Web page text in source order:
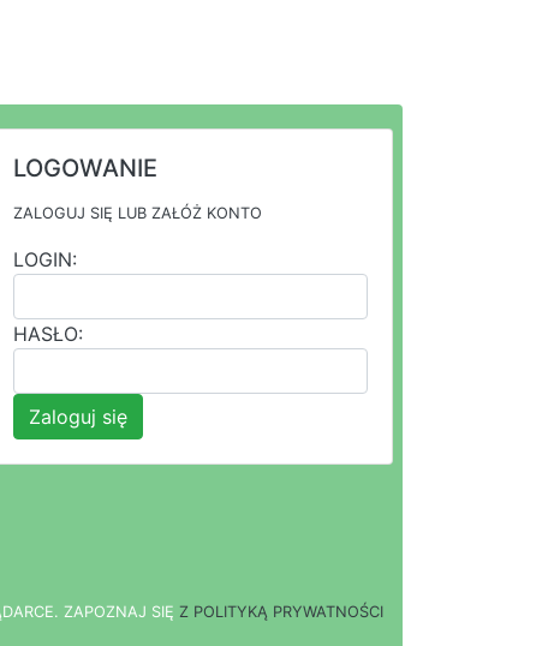
LOGOWANIE
ZALOGUJ SIĘ LUB ZAŁÓŻ KONTO
LOGIN:
HASŁO:
Zaloguj się
ZAPOZNAJ SIĘ Z POLITYKĄ PRYWATNOŚCI